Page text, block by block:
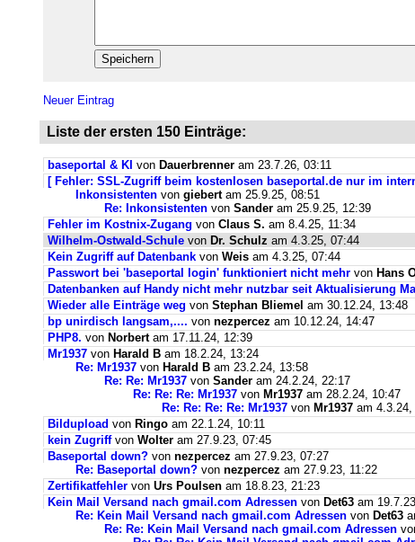
Neuer Eintrag
Liste der ersten 150 Einträge:
baseportal & KI von Dauerbrenner am 23.7.26, 03:11
[ Fehler: SSL-Zugriff beim kostenlosen baseportal.de nur im
Inkonsistenten von giebertam 25.9.25, 08:51
Re: Inkonsistenten von Sander am 25.9.25, 12:39
Fehler im Kostnix-Zugang von Claus S. am 8.4.25, 11:34
Wilhelm-Ostwald-Schule von Dr. Schulz am 4.3.25, 07:44
Kein Zugriff auf Datenbank von Weis am 4.3.25, 07:44
Passwort bei 'baseportal login' funktioniert nicht mehr von Hans
Datenbanken auf Handy nicht mehr nutzbar seit Aktualisierung
Wieder alle Einträge weg von Stephan Bliemel am 30.12.24, 13:48
bp unirdisch langsam,.... von nezpercez am 10.12.24, 14:47
PHP8. von Norbertam 17.11.24, 12:39
Mr1937 von Harald B am 18.2.24, 13:24
Re: Mr1937 von Harald B am 23.2.24, 13:58
Re: Re: Mr1937 von Sander am 24.2.24, 22:17
Re: Re: Re: Mr1937 von Mr1937 am 28.2.24, 10:47
Re: Re: Re: Re: Mr1937 von Mr1937 am 4.3.24,
Bildupload von Ringo am 22.1.24, 10:11
kein Zugriffvon Wolter am 27.9.23, 07:45
Baseportal down? von nezpercez am 27.9.23, 07:27
Re: Baseportal down? von nezpercez am 27.9.23, 11:22
Zertifikatfehler von Urs Poulsen am 18.8.23, 21:23
Kein Mail Versand nach gmail.com Adressen von Det63 am
Re: Kein Mail Versand nach gmail.com Adressen von Det63
Re: Re: Kein Mail Versand nach gmail.com Adressen